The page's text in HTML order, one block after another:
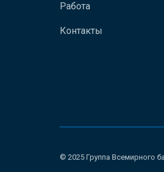
Работа
Контакты
© 2025 Группа Всемирного